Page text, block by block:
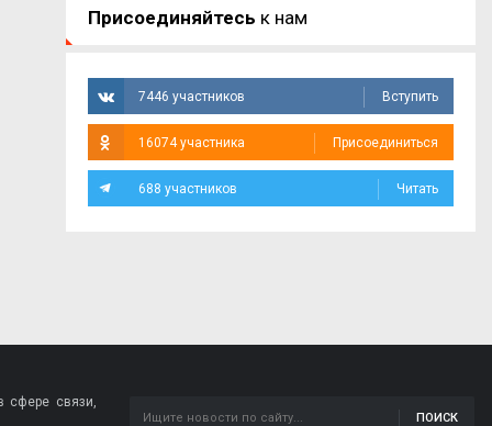
Присоединяйтесь к нам
7446 участников Вступить
16074 участника Присоединиться
688 участников Читать
сфере связи,
ПОИСК